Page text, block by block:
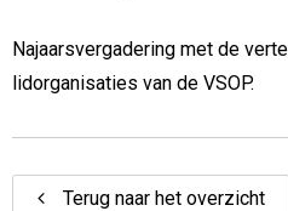
Najaarsvergadering met de
lidorganisaties van de VSOP.
Terug naar het overzicht